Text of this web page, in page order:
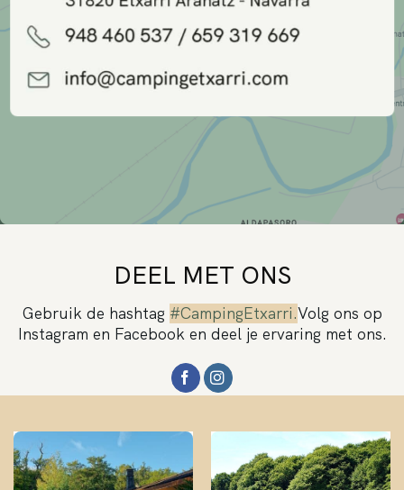
DEEL MET ONS
Gebruik de hashtag #CampingEtxarri.Volg ons op
Instagram en Facebook en deel je ervaring met ons.